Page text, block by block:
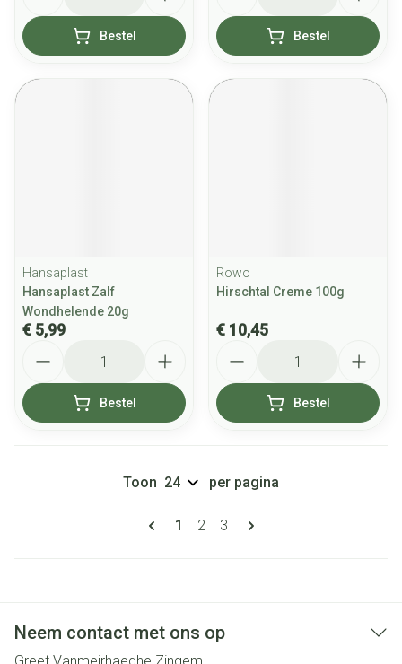
Bestel Bestel
Hansaplast
Hansaplast Zalf
Wondhelende 20g
€ 5,99
Bestel
Rowo
Hirschtal Creme 100g
€ 10,45
Bestel
Pagina's
U lees momenteel pagina
1 Pagina
2 Pagina
3
Toon per pagina
Neem contact met ons op